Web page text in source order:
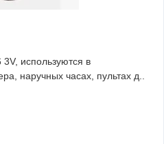
используются в
наручных часах, пультах д..